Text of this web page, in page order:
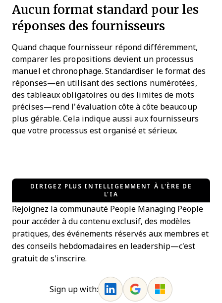
Aucun format standard pour les
réponses des fournisseurs
Quand chaque fournisseur répond différemment,
comparer les propositions devient un processus
manuel et chronophage. Standardiser le format des
réponses—en utilisant des sections numérotées,
des tableaux obligatoires ou des limites de mots
précises—rend l’évaluation côte à côte beaucoup
plus gérable. Cela indique aussi aux fournisseurs
que votre processus est organisé et sérieux.
DIRIGEZ PLUS INTELLIGEMMENT À L'ÈRE DE
L'IA
Rejoignez la communauté People Managing People
pour accéder à du contenu exclusif, des modèles
pratiques, des événements réservés aux membres et
des conseils hebdomadaires en leadership—c'est
gratuit de s'inscrire.
Sign up with: